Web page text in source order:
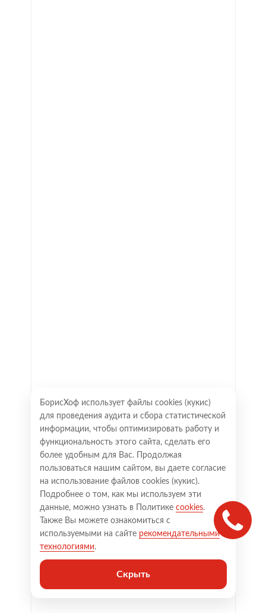
БорисХоф использует файлы cookies (кукиc)
для проведения аудита и сбора статистической
информации, чтобы оптимизировать работу и
функциональность этого сайта, сделать его
более удобным для Вас. Продолжая
пользоваться нашим сайтом, вы даете согласие
на использование файлов cookies (кукиc).
Подробнее о том, как мы используем эти
данные, можно узнать в Политике cookies.
Также Вы можете ознакомиться с
используемыми на сайте рекомендательными
технологиями.
Скрыть